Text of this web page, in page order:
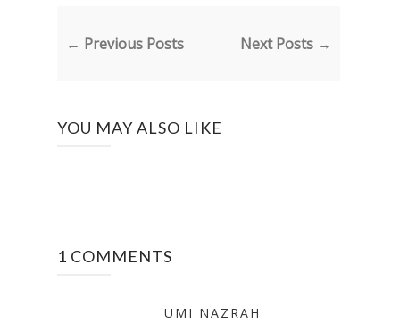
← Previous Posts Next Posts →
YOU MAY ALSO LIKE
1 COMMENTS
UMI NAZRAH